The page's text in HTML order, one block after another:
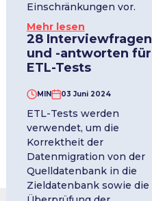
Einschränkungen vor.
Mehr lesen
28 Interviewfragen
und -antworten für
ETL-Tests
MIN 03 Juni 2024
ETL-Tests werden
verwendet, um die
Korrektheit der
Datenmigration von der
Quelldatenbank in die
Zieldatenbank sowie die